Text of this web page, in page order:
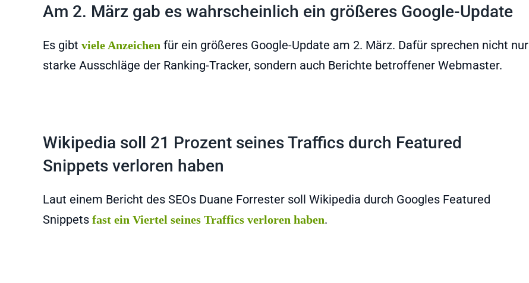
Am 2. März gab es wahrscheinlich ein größeres Google-Update
Es gibt viele Anzeichen für ein größeres Google-Update am 2. März. Dafür sprechen nicht nur
starke Ausschläge der Ranking-Tracker, sondern auch Berichte betroffener Webmaster.
Wikipedia soll 21 Prozent seines Traffics durch Featured
Snippets verloren haben
Laut einem Bericht des SEOs Duane Forrester soll Wikipedia durch Googles Featured
Snippets fast ein Viertel seines Traffics verloren haben.